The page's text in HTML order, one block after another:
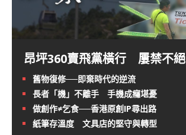
昂坪360賣飛黨橫行 屢禁不絕
舊物復修──即棄時代的逆流
長者「機」不離手 手機成癮堪憂
做創作≠乞食──香港原創IP尋出路
紙筆存溫度 文具店的堅守與轉型